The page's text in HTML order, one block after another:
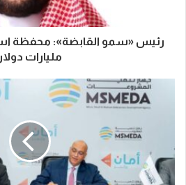
مليارات دولار